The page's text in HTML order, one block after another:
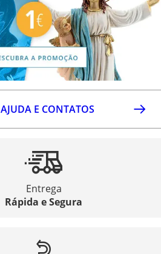
AJUDA E CONTATOS
Entrega
Rápida e Segura